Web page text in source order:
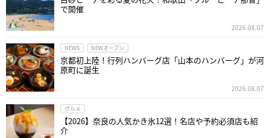
で開催
2026.08.07
NEWS NEWオープン
京都初上陸！行列ハンバーグ店「山本のハンバーグ」が河
原町に誕生
2026.08.07
グルメ
【2026】奈良の人気かき氷12選！名店や予約必須店も紹
介